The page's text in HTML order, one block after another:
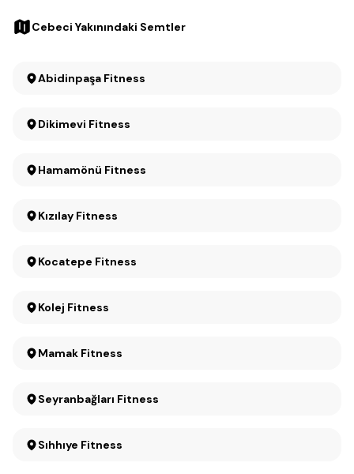
Cebeci Yakınındaki Semtler
Abidinpaşa Fitness
Dikimevi Fitness
Hamamönü Fitness
Kızılay Fitness
Kocatepe Fitness
Kolej Fitness
Mamak Fitness
Seyranbağları Fitness
Sıhhıye Fitness